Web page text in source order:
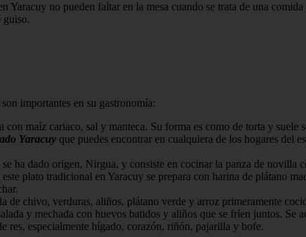
Yaracuy no pueden faltar en la mesa cuando se trata de una
guiso.
importantes en su gastronomía:
con maíz cariaco, sal y manteca. Su forma es como de torta y
Yaracuy que puedes encontrar en cualquiera de los hogares del
ha dado origen, Nirgua, y consiste en cocinar la panza de novilla
plato tradicional en Yaracuy se prepara con harina de plátano
de chivo, verduras, aliños, plátano verde y arroz primeramente
y mechada con huevos batidos y aliños que se fríen juntos. Se
res, especialmente hígado, corazón, riñón, pajarilla y bofe.